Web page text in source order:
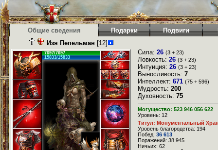
Общие сведения Подарки Подвиги
Изя Пепельман [12]
7697/7697
15833/15833
Сила: 26 (3 + 23)
Ловкость: 26 (3 + 23)
Интуиция: 26 (3 + 23)
Выносливость: 7
Интеллект: 671 (75 + 596)
Мудрость: 200
Духовность: 75
Могущество: 523 946 056 622
Уровень: 12
Титул: Монументальный
Уровень благородства: 194
Побед: 36 613
Поражений: 38 945
Ничьих: 62